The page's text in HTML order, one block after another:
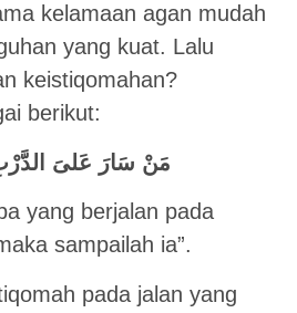
kelamaan agan mudah
yang kuat. Lalu
keistiqomahan?
berikut:
مَنْ سَارَ عَلىَ
yang berjalan pada
sampailah ia”.
pada jalan yang